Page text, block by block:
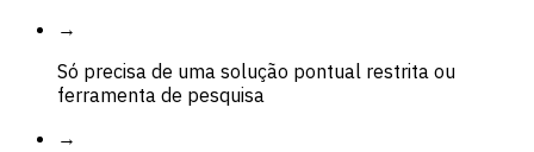
→
Só precisa de uma solução pontual restrita ou
ferramenta de pesquisa
→